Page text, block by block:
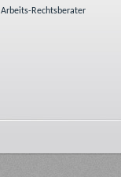
Arbeits-Rechtsberater